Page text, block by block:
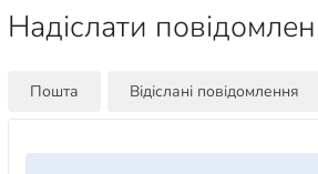
Надіслати
Пошта Відіслані повідомлення